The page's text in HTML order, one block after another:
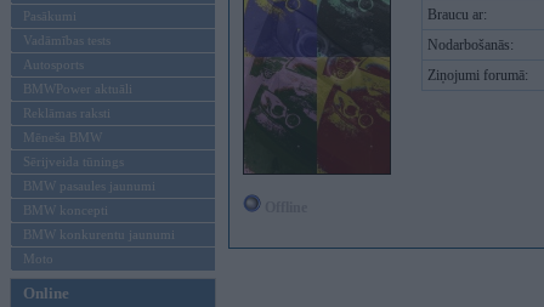
Pasākumi
Vadāmības tests
Autosports
BMWPower aktuāli
Reklāmas raksti
Mēneša BMW
Sērijveida tūnings
BMW pasaules jaunumi
BMW koncepti
BMW konkurentu jaunumi
Moto
Online
Braucu ar:
Nodarbošanās:
Ziņojumi forumā: